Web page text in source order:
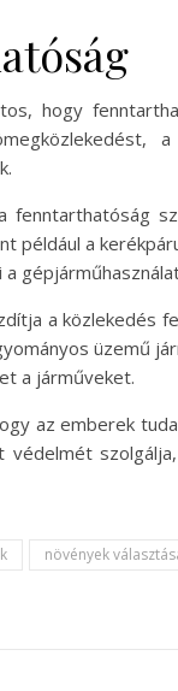
hogy
a
a közlekedés
üzemű
a járműveket.
az emberek
növények